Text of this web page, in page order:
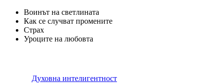
Воинът на светлината
Как се случват промените
Страх
Уроците на любовта
Духовна интелигентност